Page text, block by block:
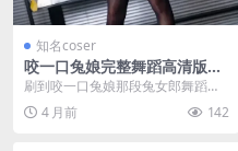
知名coser
咬一口兔娘完整舞蹈高清版视
频截图欣赏，美到窒息
刷到咬一口兔娘那段兔女郎舞蹈视
频的时候，我正端着泡面。结果面
泡好了，我忘了吃。不...
4 月前 142